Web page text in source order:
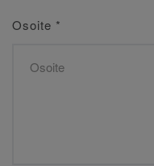
Osoite *